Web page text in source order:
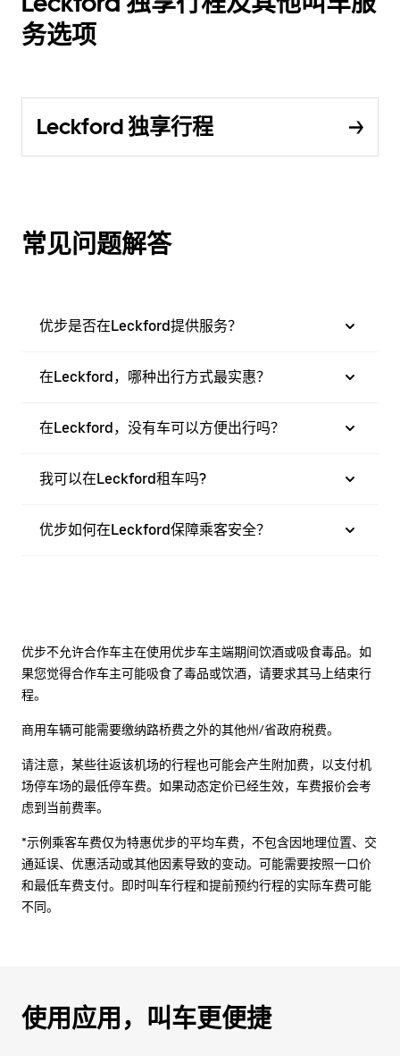
务选项
Leckford 独享行程
常见问题解答
优步是否在Leckford提供服务？
在Leckford，哪种出行方式最实惠？
在Leckford，没有车可以方便出行吗？
我可以在Leckford租车吗?
优步如何在Leckford保障乘客安全？
优步不允许合作车主在使用优步车主端期间饮酒或吸食毒品。如
果您觉得合作车主可能吸食了毒品或饮酒，请要求其马上结束行
程。
商用车辆可能需要缴纳路桥费之外的其他州/省政府税费。
请注意，某些往返该机场的行程也可能会产生附加费，以支付机
场停车场的最低停车费。如果动态定价已经生效，车费报价会考
虑到当前费率。
*示例乘客车费仅为特惠优步的平均车费，不包含因地理位置、交
通延误、优惠活动或其他因素导致的变动。可能需要按照一口价
和最低车费支付。即时叫车行程和提前预约行程的实际车费可能
不同。
使用应用，叫车更便捷